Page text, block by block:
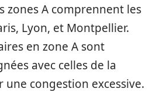
zones A comprennent les
Lyon, et Montpellier.
en zone A sont
avec celles de la
une congestion excessive.